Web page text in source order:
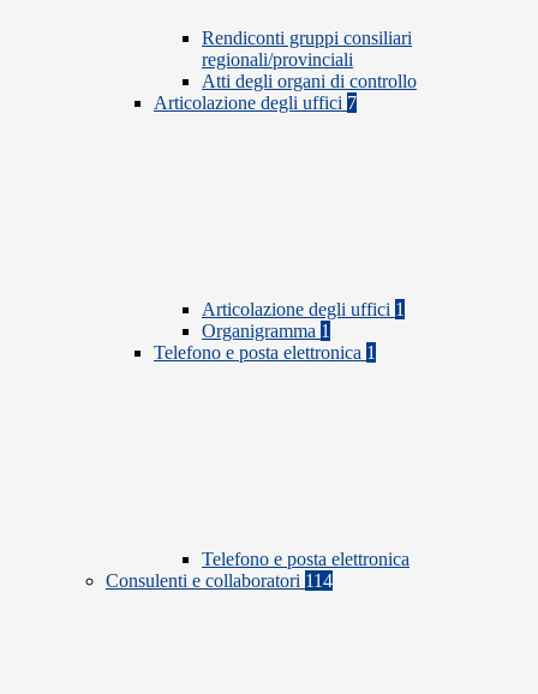
Rendiconti gruppi consiliari
regionali/provinciali
Atti degli organi di controllo
Articolazione degli uffici 7
Articolazione degli uffici 1
Organigramma 1
Telefono e posta elettronica 1
Telefono e posta elettronica
Consulenti e collaboratori 114